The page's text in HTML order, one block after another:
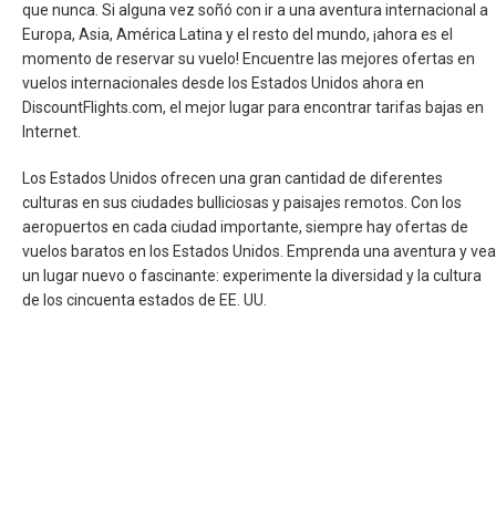
COLOMBIA
COSTA RICA
ECUADOR
EL SALVADOR
que nunca. Si alguna vez soñó con ir a una aventura internacional a
Europa, Asia, América Latina y el resto del mundo, ¡ahora es el
momento de reservar su vuelo! Encuentre las mejores ofertas en
vuelos internacionales desde los Estados Unidos ahora en
DiscountFlights.com, el mejor lugar para encontrar tarifas bajas en
Internet.
Los Estados Unidos ofrecen una gran cantidad de diferentes
culturas en sus ciudades bulliciosas y paisajes remotos. Con los
aeropuertos en cada ciudad importante, siempre hay ofertas de
vuelos baratos en los Estados Unidos. Emprenda una aventura y vea
un lugar nuevo o fascinante: experimente la diversidad y la cultura
de los cincuenta estados de EE. UU.